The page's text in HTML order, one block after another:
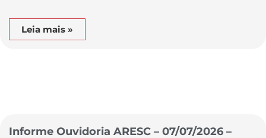
Leia mais »
Informe Ouvidoria ARESC – 07/07/2026 –